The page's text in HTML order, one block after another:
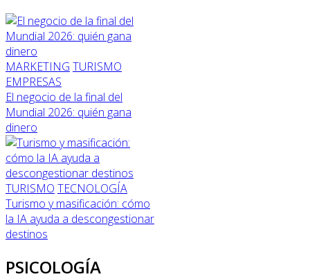
MARKETING TURISMO
EMPRESAS
El negocio de la final del
Mundial 2026: quién gana
dinero
TURISMO TECNOLOGÍA
Turismo y masificación: cómo
la IA ayuda a descongestionar
destinos
PSICOLOGÍA